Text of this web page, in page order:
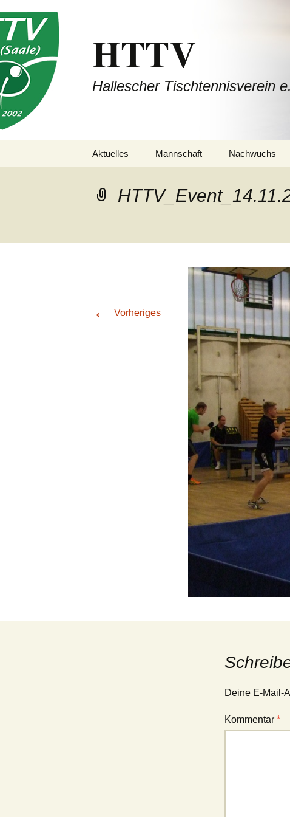
HTTV
Hallescher Tischtennisverein
Aktuelles Mannschaft
(Bezirksliga Halle /
Saalekreis / Burgenland)
Saalekreis / Burgenland)
3. Mannschaft
Mansfeld-Südharz)
4. Mannschaft
(Bezirksklasse
Burgenland)
(Stadtoberliga)
6. Mannschaft
(Stadtoberliga)
7. Mannschaft
(Stadtoberliga)
8. Mannschaft
(Stadtliga)
Jugend – 1. Mannschaft
(Verbandsliga Jugend
(Stadtliga Jugend)
Nachwuchs
← Vorheriges
Deine E-Mail-
Kommentar *